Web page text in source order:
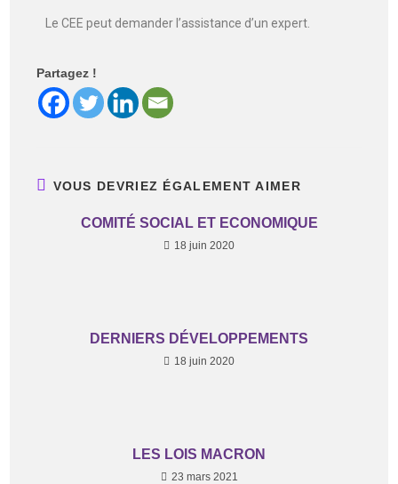
Le CEE peut demander l’assistance d’un expert.
Partagez !
VOUS DEVRIEZ ÉGALEMENT AIMER
COMITÉ SOCIAL ET ECONOMIQUE
18 juin 2020
DERNIERS DÉVELOPPEMENTS
18 juin 2020
LES LOIS MACRON
23 mars 2021